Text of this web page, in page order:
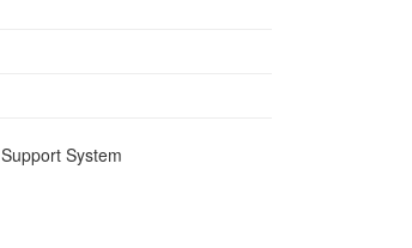
System